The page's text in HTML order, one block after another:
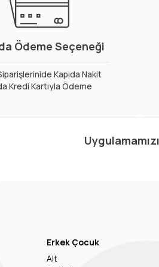
Ödeme Seçeneği
Kapıda Nakit
Kredi Kartıyla Ödeme
Erkek Çocuk
Alt